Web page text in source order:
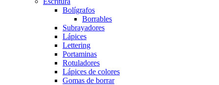
Bolígrafos
Borrables
Subrayadores
Lápices
Lettering
Portaminas
Rotuladores
Lápices de colores
Gomas de borrar